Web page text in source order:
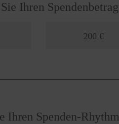
Ihren Spendenbetrag
200 €
Ihren Spenden-